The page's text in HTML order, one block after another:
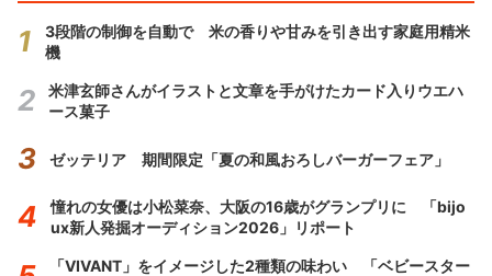
3段階の制御を自動で 米の香りや甘みを引き出す家庭用精米
機
米津玄師さんがイラストと文章を手がけたカード入りウエハ
ース菓子
ゼッテリア 期間限定「夏の和風おろしバーガーフェア」
憧れの女優は小松菜奈、大阪の16歳がグランプリに 「bijo
ux新人発掘オーディション2026」リポート
「VIVANT」をイメージした2種類の味わい 「ベビースター